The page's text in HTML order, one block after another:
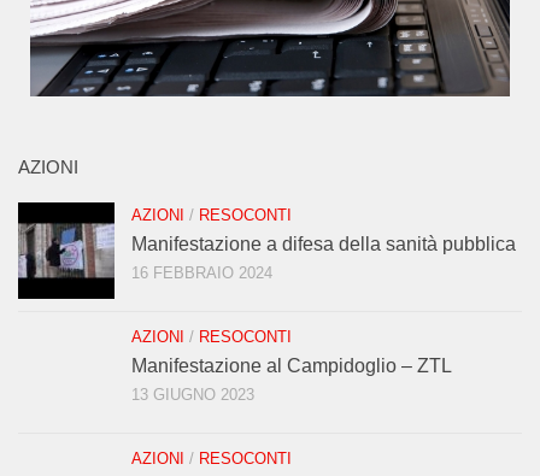
AZIONI
AZIONI / RESOCONTI
Manifestazione a difesa della sanità pubblica
16 FEBBRAIO 2024
AZIONI / RESOCONTI
Manifestazione al Campidoglio – ZTL
13 GIUGNO 2023
AZIONI / RESOCONTI